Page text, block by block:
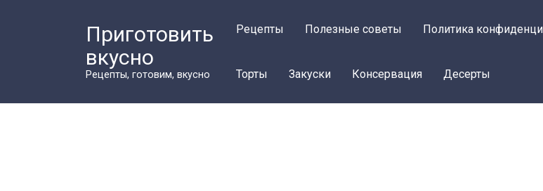
Приготовить
вкусно
Рецепты, готовим, вкусно
Рецепты Полезные советы Политика
Торты Закуски Консервация Десерты